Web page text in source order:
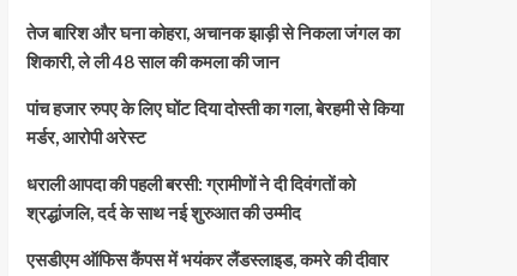
तेज बारिश और घना कोहरा, अचानक झाड़ी से निकला जंगल का
शिकारी, ले ली 48 साल की कमला की जान
पांच हजार रुपए के लिए घोंट दिया दोस्ती का गला, बेरहमी से किया
मर्डर, आरोपी अरेस्ट
धराली आपदा की पहली बरसी: ग्रामीणों ने दी दिवंगतों को
श्रद्धांजलि, दर्द के साथ नई शुरुआत की उम्मीद
एसडीएम ऑफिस कैंपस में भयंकर लैंडस्लाइड, कमरे की दीवार